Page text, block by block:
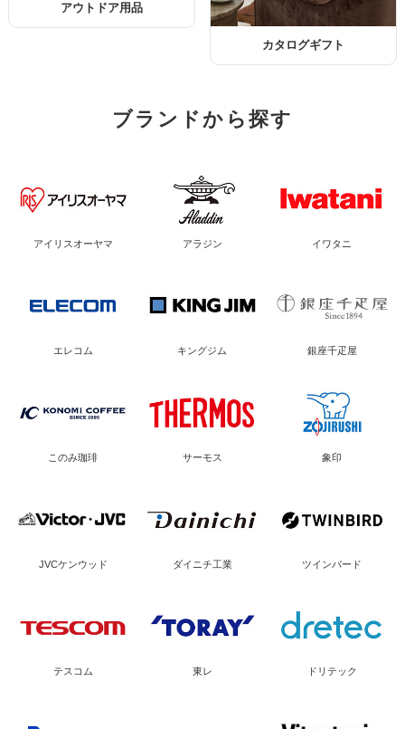
アウトドア用品
カタログギフト
ブランドから探す
アイリスオーヤマ アラジン イワタニ
エレコム キングジム 銀座千疋屋
このみ珈琲 サーモス 象印
JVCケンウッド ダイニチ工業 ツインバード
テスコム 東レ ドリテック